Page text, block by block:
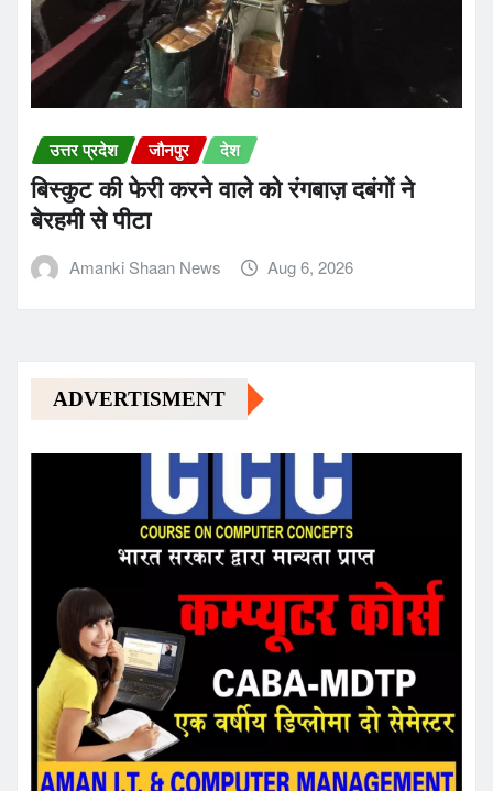
उत्तर प्रदेश जौनपुर देश
बिस्कुट की फेरी करने वाले को रंगबाज़ दबंगों ने
बेरहमी से पीटा
Amanki Shaan News Aug 6, 2026
ADVERTISMENT